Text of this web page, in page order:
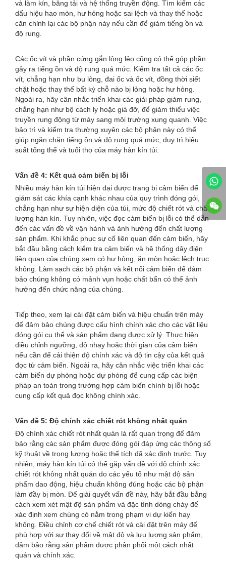
và làm kín, băng tải và hệ thống truyền động. Tìm kiếm các
dấu hiệu hao mòn, hư hỏng hoặc sai lệch và thay thế hoặc
căn chỉnh lại các bộ phận này nếu cần để giảm tiếng ồn và
độ rung.
Các ốc vít và phần cứng gắn lỏng lẻo cũng có thể góp phần
gây ra tiếng ồn và độ rung quá mức. Kiểm tra tất cả các ốc
vít, chẳng hạn như bu lông, đai ốc và ốc vít, đồng thời siết
chặt hoặc thay thế bất kỳ chỗ nào bị lỏng hoặc hư hỏng.
Ngoài ra, hãy cân nhắc triển khai các giải pháp giảm rung,
chẳng hạn như bộ cách ly hoặc giá đỡ, để giảm thiểu việc
truyền rung động từ máy sang môi trường xung quanh. Việc
bảo trì và kiểm tra thường xuyên các bộ phận này có thể
giúp ngăn chặn tiếng ồn và độ rung quá mức, duy trì hiệu
suất tổng thể và tuổi thọ của máy hàn kín túi.
Vấn đề 4: Kết quả cảm biến bị lỗi
Nhiều máy hàn kín túi hiện đại được trang bị cảm biến để
giám sát các khía cạnh khác nhau của quy trình đóng gói,
chẳng hạn như sự hiện diện của túi, mức độ chiết rót và chất
lượng hàn kín. Tuy nhiên, việc đọc cảm biến bị lỗi có thể dẫn
đến các vấn đề về vận hành và ảnh hưởng đến chất lượng
sản phẩm. Khi khắc phục sự cố liên quan đến cảm biến, hãy
bắt đầu bằng cách kiểm tra cảm biến và hệ thống dây điện
liên quan của chúng xem có hư hỏng, ăn mòn hoặc lệch trục
không. Làm sạch các bộ phận và kết nối cảm biến để đảm
bảo chúng không có mảnh vụn hoặc chất bẩn có thể ảnh
hưởng đến chức năng của chúng.
Tiếp theo, xem lại cài đặt cảm biến và hiệu chuẩn trên máy
để đảm bảo chúng được cấu hình chính xác cho các vật liệu
đóng gói cụ thể và sản phẩm đang được xử lý. Thực hiện
điều chỉnh ngưỡng, độ nhạy hoặc thời gian của cảm biến
nếu cần để cải thiện độ chính xác và độ tin cậy của kết quả
đọc từ cảm biến. Ngoài ra, hãy cân nhắc việc triển khai các
cảm biến dự phòng hoặc dự phòng để cung cấp các biện
pháp an toàn trong trường hợp cảm biến chính bị lỗi hoặc
cung cấp kết quả đọc không chính xác.
Vấn đề 5: Độ chính xác chiết rót không nhất quán
Độ chính xác chiết rót nhất quán là rất quan trọng để đảm
bảo rằng các sản phẩm được đóng gói đáp ứng các thông số
kỹ thuật về trọng lượng hoặc thể tích đã xác định trước. Tuy
nhiên, máy hàn kín túi có thể gặp vấn đề với độ chính xác
chiết rót không nhất quán do các yếu tố như mật độ sản
phẩm dao động, hiệu chuẩn không đúng hoặc các bộ phận
làm đầy bị mòn. Để giải quyết vấn đề này, hãy bắt đầu bằng
cách xem xét mật độ sản phẩm và đặc tính dòng chảy để
xác định xem chúng có nằm trong phạm vi dự kiến ​​hay
không. Điều chỉnh cơ chế chiết rót và cài đặt trên máy để
phù hợp với sự thay đổi về mật độ và lưu lượng sản phẩm,
đảm bảo rằng sản phẩm được phân phối một cách nhất
quán và chính xác.